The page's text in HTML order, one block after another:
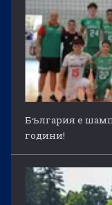
България е
години!